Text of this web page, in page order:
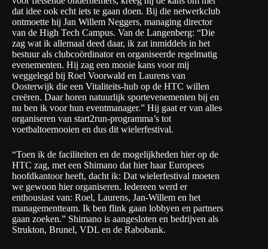
dat idee ook echt iets te gaan doen. Bij die netwerkclub
ontmoette hij Jan Willem Neggers, managing director
van de High Tech Campus. Van de Langenberg: “Die
zag wat ik allemaal deed daar, ik zat inmiddels in het
bestuur als clubcoördinator en organiseerde regelmatig
evenementen. Hij zag een mooie kans voor mij
weggelegd bij Roel Voorwald en Laurens van
Oosterwijk die een Vitaliteits-hub op de HTC willen
creëren. Daar horen natuurlijk sportevenementen bij en
nu ben ik voor hun eventmanager.” Hij gaat er van alles
organiseren van start2run-programma’s tot
voetbaltoernooien en dus dit wielerfestival.
“Toen ik de faciliteiten en de mogelijkheden hier op de
HTC zag, met een Shimano dat hier haar Europees
hoofdkantoor heeft, dacht ik: Dat wielerfestival moeten
we gewoon hier organiseren. Iedereen werd er
enthousiast van: Roel, Laurens, Jan-Willem en het
managementteam. Ik ben flink gaan lobbyen en partners
gaan zoeken.” Shimano is aangesloten en bedrijven als
Strukton, Brunel, VDL en de Rabobank.